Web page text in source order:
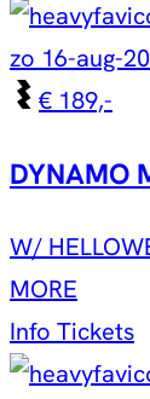
zo 16-aug-
€ 189,-
DYNAMO
W/
MORE
Info Tickets